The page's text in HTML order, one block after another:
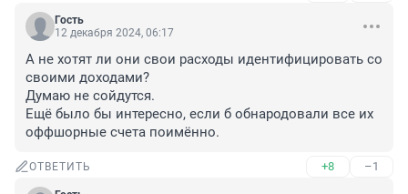
Гость
12 декабря 2024, 06:17
А не хотят ли они свои расходы идентифицировать со
своими доходами?
Думаю не сойдутся.
Ещё было бы интересно, если б обнародовали все их
оффшорные счета поимённо.
ОТВЕТИТЬ +8 –1